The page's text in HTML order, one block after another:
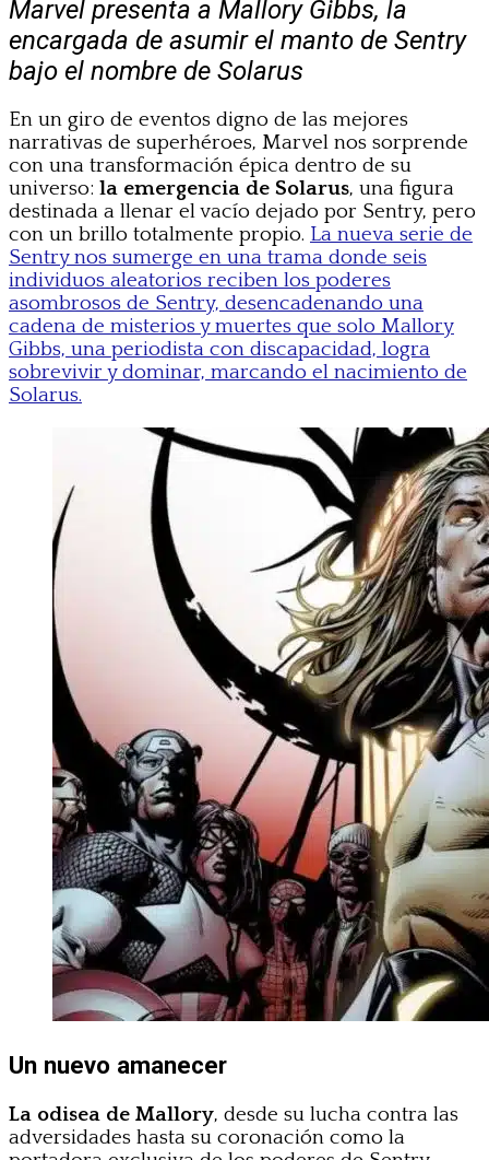
Marvel presenta a Mallory Gibbs, la
encargada de asumir el manto de Sentry
bajo el nombre de Solarus
En un giro de eventos digno de las mejores
narrativas de superhéroes, Marvel nos sorprende
con una transformación épica dentro de su
universo: la emergencia de Solarus, una figura
destinada a llenar el vacío dejado por Sentry, pero
con un brillo totalmente propio. La nueva serie de
Sentry nos sumerge en una trama donde seis
individuos aleatorios reciben los poderes
asombrosos de Sentry, desencadenando una
cadena de misterios y muertes que solo Mallory
Gibbs, una periodista con discapacidad, logra
sobrevivir y dominar, marcando el nacimiento de
Solarus.
Un nuevo amanecer
La odisea de Mallory, desde su lucha contra las
adversidades hasta su coronación como la